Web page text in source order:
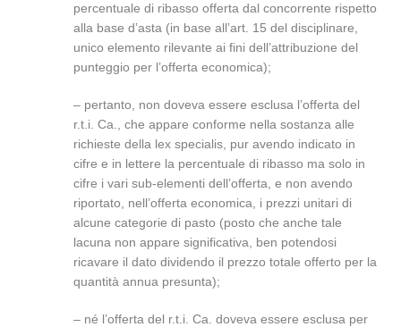
percentuale di ribasso offerta dal concorrente rispetto
alla base d’asta (in base all’art. 15 del disciplinare,
unico elemento rilevante ai fini dell’attribuzione del
punteggio per l’offerta economica);
– pertanto, non doveva essere esclusa l’offerta del
r.t.i. Ca., che appare conforme nella sostanza alle
richieste della lex specialis, pur avendo indicato in
cifre e in lettere la percentuale di ribasso ma solo in
cifre i vari sub-elementi dell’offerta, e non avendo
riportato, nell’offerta economica, i prezzi unitari di
alcune categorie di pasto (posto che anche tale
lacuna non appare significativa, ben potendosi
ricavare il dato dividendo il prezzo totale offerto per la
quantità annua presunta);
– né l’offerta del r.t.i. Ca. doveva essere esclusa per